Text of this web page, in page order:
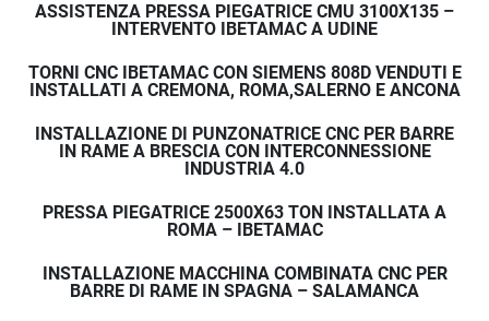
ASSISTENZA PRESSA PIEGATRICE CMU 3100X135 –
INTERVENTO IBETAMAC A UDINE
TORNI CNC IBETAMAC CON SIEMENS 808D VENDUTI E
INSTALLATI A CREMONA, ROMA,SALERNO E ANCONA
INSTALLAZIONE DI PUNZONATRICE CNC PER BARRE
IN RAME A BRESCIA CON INTERCONNESSIONE
INDUSTRIA 4.0
PRESSA PIEGATRICE 2500X63 TON INSTALLATA A
ROMA – IBETAMAC
INSTALLAZIONE MACCHINA COMBINATA CNC PER
BARRE DI RAME IN SPAGNA – SALAMANCA